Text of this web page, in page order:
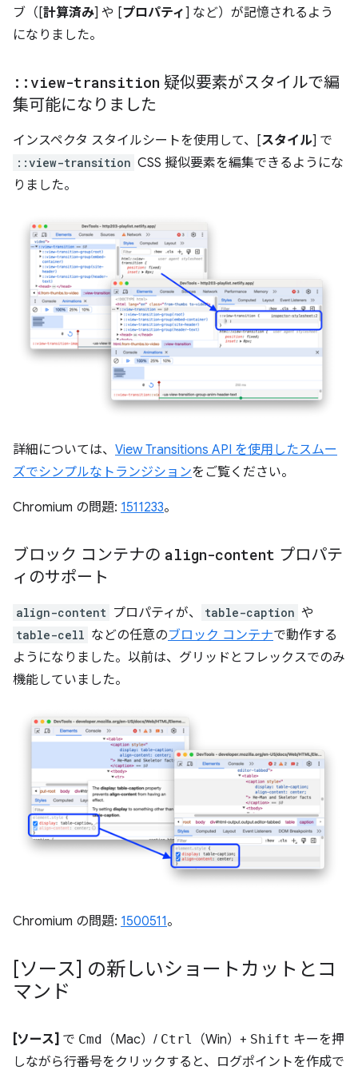
ブ（[計算済み] や [プロパティ ] など）が記憶されるよう
になりました。
:: view-transition 疑似要素がスタイルで編
集可能になりました
インスペクタ スタイルシートを使用して、[スタイル] で
::view-transition CSS 擬似要素を編集できるようにな
りました。
詳細については、 View Transitions API を使用したスムー
ズでシンプルなトランジションをご覧ください。
Chromium の問題: 1511233。
ブロック コンテナの align-content プロパテ
ィのサポート
align-content プロパティが、 table-caption や
table-cell などの任意のブロック コンテナで動作する
ようになりました。以前は、グリッドとフレックスでのみ
機能していました。
Chromium の問題: 1500511。
[ソース] の新しいショートカットとコ
マンド
[ソース] で Cmd （Mac）/ Ctrl （Win）+ Shift キーを押
しながら行番号をクリックすると、ログポイントを作成で